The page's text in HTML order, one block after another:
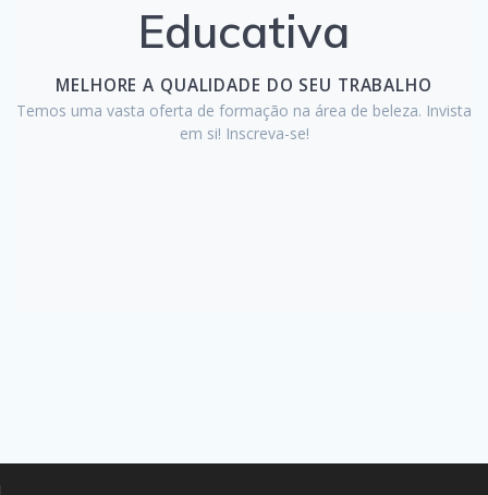
Educativa
MELHORE A QUALIDADE DO SEU TRABALHO
Temos uma vasta oferta de formação na área de beleza. Invista
em si! Inscreva-se!